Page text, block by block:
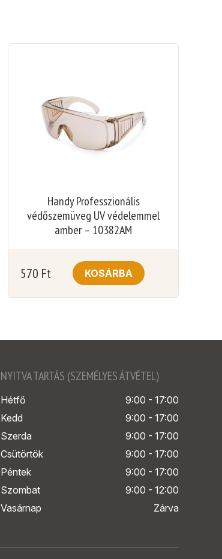
Handy Professzionális
védőszemüveg UV védelemmel
amber – 10382AM
570 Ft KOSÁRBA
NYITVA TARTÁS (SZEMÉLYES ÁTVÉTEL)
Hétfő
9:00 - 17:00
Kedd
9:00 - 17:00
Szerda
9:00 - 17:00
Csütörtök
9:00 - 17:00
Péntek
9:00 - 17:00
Szombat
9:00 - 12:00
Vasárnap
Zárva